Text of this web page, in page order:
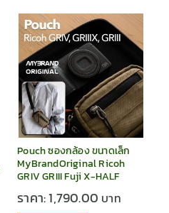
Pouch ซองกล้อง ขนาดเล็ก
MyBrandOriginal Ricoh
GRIV GRIII Fuji X-HALF
ราคา:1,790.00